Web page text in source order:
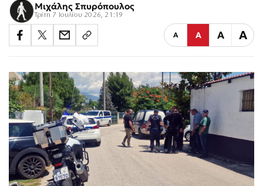
Μιχάλης Σπυρόπουλος
Τρίτη 7 Ιουλίου 2026, 21:19
Α Α Α Α